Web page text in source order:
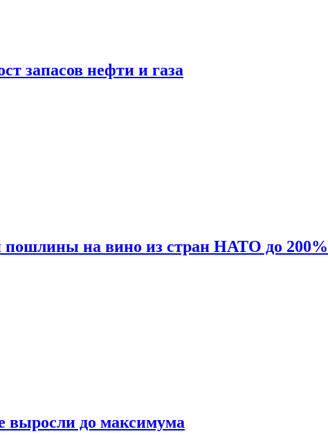
запасов нефти и газа
пошлины на вино из стран НАТО до 200%
выросли до максимума